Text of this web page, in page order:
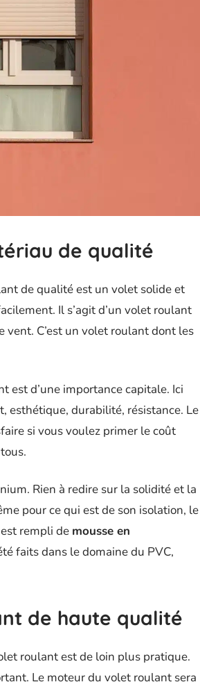
de qualité
de qualité est un volet solide et
Il s’agit d’un volet roulant
vent. C’est un volet roulant dont les
est d’une importance capitale. Ici
esthétique, durabilité, résistance. Le
si vous voulez primer le coût
Rien à redire sur la solidité et la
pour ce qui est de son isolation, le
rempli de mousse en
faits dans le domaine du PVC,
de haute qualité
roulant est de loin plus pratique.
Le moteur du volet roulant sera